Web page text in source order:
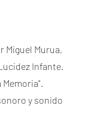
Miguel Murua,
Infante.
y sonido